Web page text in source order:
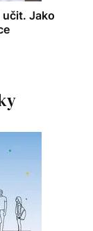
učit. Jako